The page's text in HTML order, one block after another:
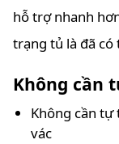
hỗ trợ nhanh
trạng tủ là đã có
Không cần
Không cần tự
vác